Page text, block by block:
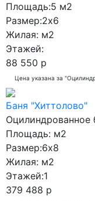
Площадь:5 м2
Размер:2x6
Жилая: м2
Этажей:
88 550 р
Цена указана за
Баня "Хиттолово"
Оцилиндрованное
Площадь: м2
Размер:6x8
Жилая: м2
Этажей:1
379 488 р